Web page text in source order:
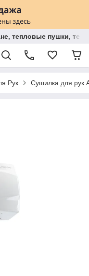
тепловые пушки,
Рук Сушилка для рук